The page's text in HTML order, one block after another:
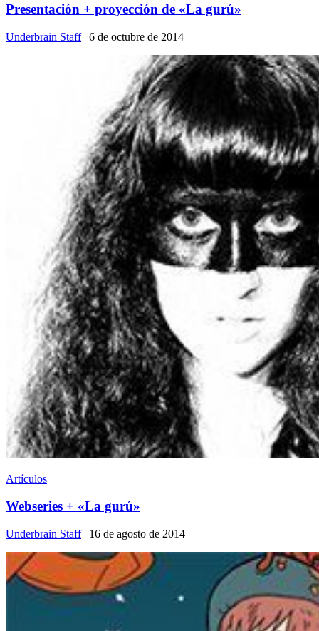
Presentación + proyección de «La gurú»
Underbrain Staff| 6 de octubre de 2014
Artículos
Webseries + «La gurú»
Underbrain Staff| 16 de agosto de 2014